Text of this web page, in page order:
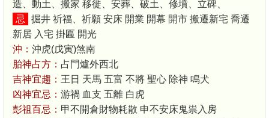
造、動土、搬家 移徙、安葬、破土、修墳、立碑、
忌
掘井 祈福、祈願 安床 開業 開幕 開市 搬遷新宅 喬遷
新居 入宅 掛匾 開光
沖： 沖虎(戊寅)煞南
胎神占方： 占門爐外西北
吉神宜趨： 王日 天馬 五富 不將 聖心 除神 鳴犬
凶神宜忌： 游禍 血支 五離 白虎
彭祖百忌： 甲不開倉財物耗散 申不安床鬼祟入房